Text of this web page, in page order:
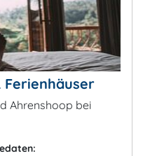
Ferienhäuser
Ahrenshoop bei